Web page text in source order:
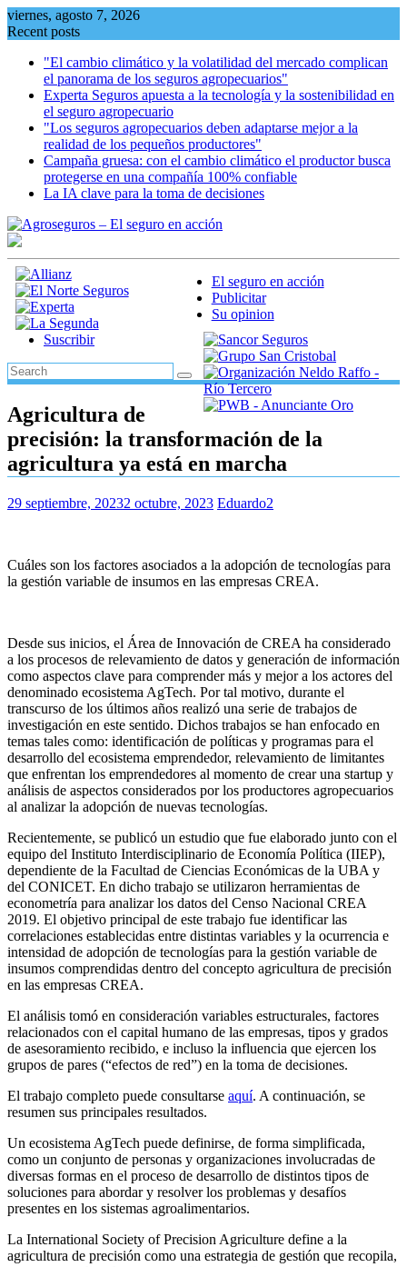
Skip
to
viernes, agosto 7, 2026
Recent posts
"El cambio climático y la volatilidad del mercado complican
el panorama de los seguros agropecuarios"
Experta Seguros apuesta a la tecnología y la sostenibilidad en
el seguro agropecuario
"Los seguros agropecuarios deben adaptarse mejor a la
realidad de los pequeños productores"
Campaña gruesa: con el cambio climático el productor busca
protegerse en una compañía 100% confiable
La IA clave para la toma de decisiones
El seguro en acción
Publicitar
Su opinion
Suscribir
Agricultura de
precisión: la transformación de la
agricultura ya está en marcha
29 septiembre, 20232 octubre, 2023 Eduardo2
Cuáles son los factores asociados a la adopción de tecnologías para
la gestión variable de insumos en las empresas CREA.
Desde sus inicios, el Área de Innovación de CREA ha considerado
a los procesos de relevamiento de datos y generación de información
como aspectos clave para comprender más y mejor a los actores del
denominado ecosistema AgTech. Por tal motivo, durante el
transcurso de los últimos años realizó una serie de trabajos de
investigación en este sentido. Dichos trabajos se han enfocado en
temas tales como: identificación de políticas y programas para el
desarrollo del ecosistema emprendedor, relevamiento de limitantes
que enfrentan los emprendedores al momento de crear una startup y
análisis de aspectos considerados por los productores agropecuarios
al analizar la adopción de nuevas tecnologías.
Recientemente, se publicó un estudio que fue elaborado junto con el
equipo del Instituto Interdisciplinario de Economía Política (IIEP),
dependiente de la Facultad de Ciencias Económicas de la UBA y
del CONICET. En dicho trabajo se utilizaron herramientas de
econometría para analizar los datos del Censo Nacional CREA
2019. El objetivo principal de este trabajo fue identificar las
correlaciones establecidas entre distintas variables y la ocurrencia e
intensidad de adopción de tecnologías para la gestión variable de
insumos comprendidas dentro del concepto agricultura de precisión
en las empresas CREA.
El análisis tomó en consideración variables estructurales, factores
relacionados con el capital humano de las empresas, tipos y grados
de asesoramiento recibido, e incluso la influencia que ejercen los
grupos de pares (“efectos de red”) en la toma de decisiones.
El trabajo completo puede consultarse aquí. A continuación, se
resumen sus principales resultados.
Un ecosistema AgTech puede definirse, de forma simplificada,
como un conjunto de personas y organizaciones involucradas de
diversas formas en el proceso de desarrollo de distintos tipos de
soluciones para abordar y resolver los problemas y desafíos
presentes en los sistemas agroalimentarios.
La International Society of Precision Agriculture define a la
agricultura de precisión como una estrategia de gestión que recopila,